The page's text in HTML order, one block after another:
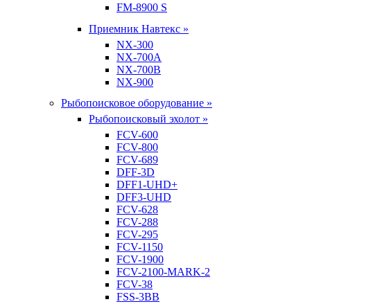
FM-8900 S
Приемник Навтекс »
NX-300
NX-700A
NX-700B
NX-900
Рыбопоисковое оборудование »
Рыбопоисковый эхолот »
FCV-600
FCV-800
FCV-689
DFF-3D
DFF1-UHD+
DFF3-UHD
FCV-628
FCV-288
FCV-295
FCV-1150
FCV-1900
FCV-2100-MARK-2
FCV-38
FSS-3BB